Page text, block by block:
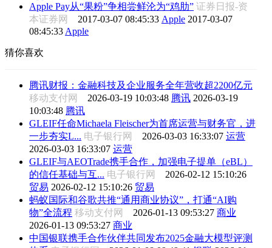
Apple Pay从“果粉”争相尝鲜沦为“鸡肋” 证券日报-资
本证券网 2017-03-07 08:45:33 Apple 2017-03-07
08:45:33 Apple
猜你喜欢
腾讯财报：金融科技及企业服务全年营收超2200亿元
移动支付网 2026-03-19 10:03:48 腾讯 2026-03-19
10:03:48 腾讯
GLEIF任命Michaela Fleischer为首席运营与财务官，进
一步夯实L... 电子银行网 2026-03-03 16:33:07 运营
2026-03-03 16:33:07 运营
GLEIF与AEOTrade携手合作，加强电子提单（eBL）
的信任基础与互... 电子银行网 2026-02-12 15:10:26
贸易 2026-02-12 15:10:26 贸易
蚂蚁国际和谷歌共推“通用商业协议”，打通“AI购
物”全流程 移动支付网 2026-01-13 09:53:27 商业
2026-01-13 09:53:27 商业
中国银联携手合作伙伴共同发布2025金融大模型评测